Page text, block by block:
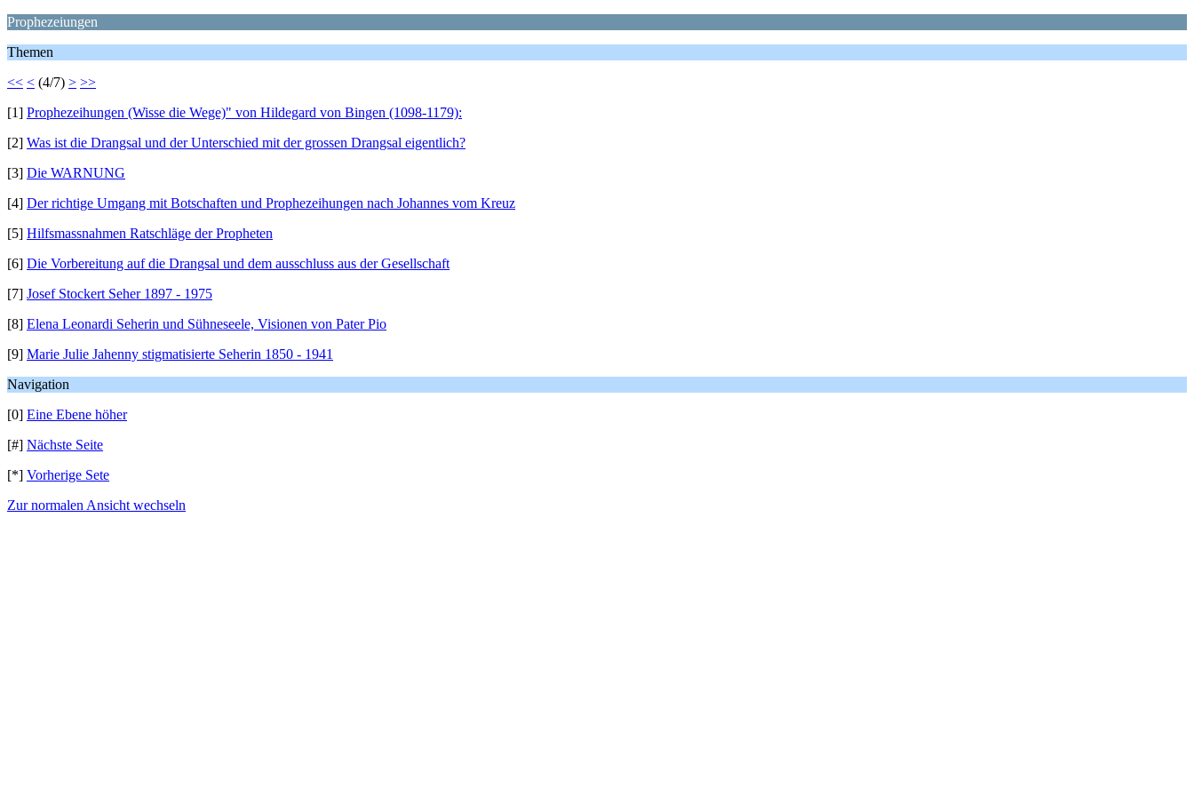
Prophezeiungen
Themen
<< < (4/7) > >>
[1] Prophezeihungen (Wisse die Wege)" von Hildegard von Bingen (1098-1179):
[2] Was ist die Drangsal und der Unterschied mit der grossen Drangsal eigentlich?
[3] Die WARNUNG
[4] Der richtige Umgang mit Botschaften und Prophezeihungen nach Johannes vom Kreuz
[5] Hilfsmassnahmen Ratschläge der Propheten
[6] Die Vorbereitung auf die Drangsal und dem ausschluss aus der Gesellschaft
[7] Josef Stockert Seher 1897 - 1975
[8] Elena Leonardi Seherin und Sühneseele, Visionen von Pater Pio
[9] Marie Julie Jahenny stigmatisierte Seherin 1850 - 1941
Navigation
[0] Eine Ebene höher
[#] Nächste Seite
[*] Vorherige Sete
Zur normalen Ansicht wechseln